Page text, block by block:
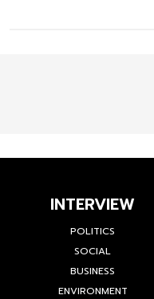
INTERVIEW
POLITICS
SOCIAL
BUSINESS
ENVIRONMENT